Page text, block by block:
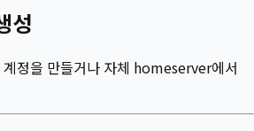
성
계정을 만들거나 자체 homeserver에서